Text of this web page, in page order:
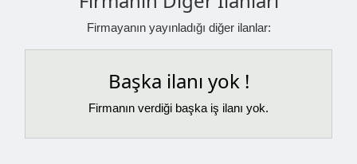
Firmayanın yayınladığı diğer ilanlar:
Başka ilanı yok !
Firmanın verdiği başka iş ilanı yok.